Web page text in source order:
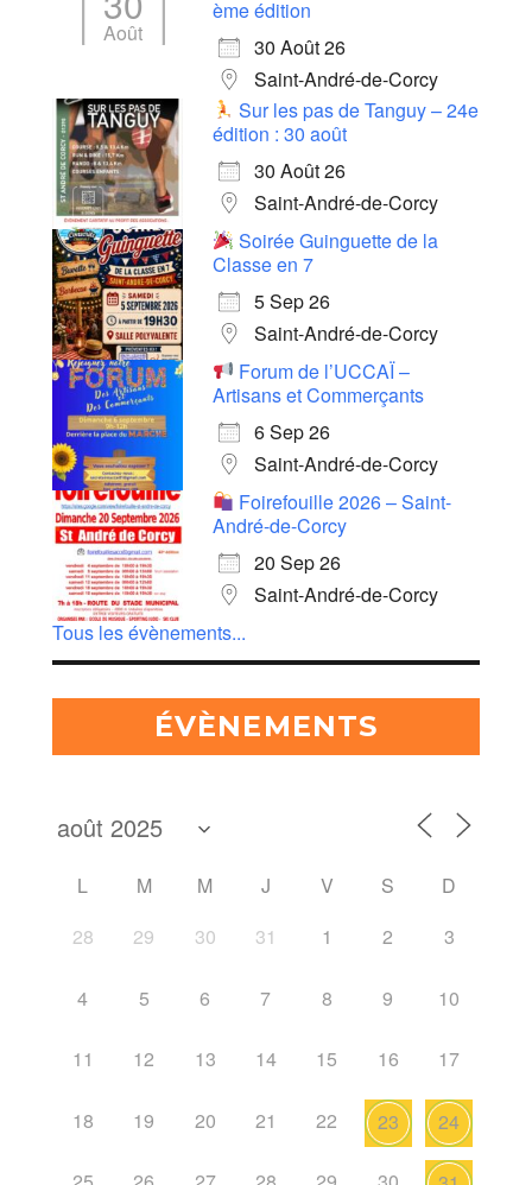
Août
ème édition
30 Août 26
Saint-André-de-Corcy
Sur les pas de Tanguy – 24e
édition : 30 août
30 Août 26
Saint-André-de-Corcy
Soirée Guinguette de la
Classe en 7
5 Sep 26
Saint-André-de-Corcy
Forum de l’UCCAÏ –
Artisans et Commerçants
6 Sep 26
Saint-André-de-Corcy
Foirefouille 2026 – Saint-
André-de-Corcy
20 Sep 26
Saint-André-de-Corcy
Tous les évènements...
ÉVÈNEMENTS
L M M J V S
D
28
29 30 31 1 2 3
4 5 6 7 8 9 10
11 12 13 14 15 16 17
18 19 20 21 22 23 24